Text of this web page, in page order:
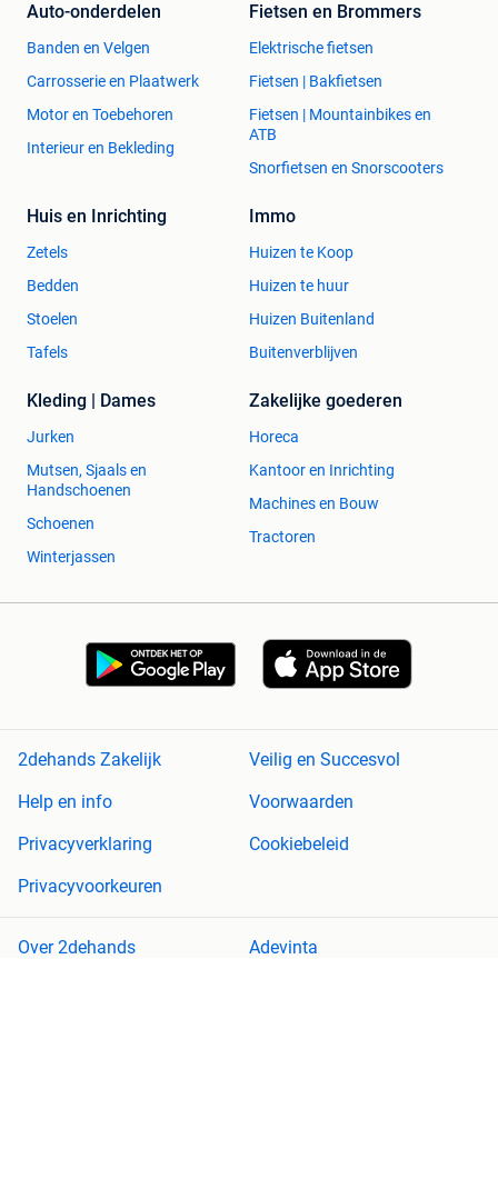
Auto-onderdelen
Banden en Velgen
Carrosserie en Plaatwerk
Motor en Toebehoren
Interieur en Bekleding
Fietsen en Brommers
Elektrische fietsen
Fietsen | Bakfietsen
Fietsen | Mountainbikes en
ATB
Snorfietsen en Snorscooters
Huis en Inrichting
Zetels
Bedden
Stoelen
Tafels
Immo
Huizen te Koop
Huizen te huur
Huizen Buitenland
Buitenverblijven
Kleding | Dames
Jurken
Mutsen, Sjaals en
Handschoenen
Schoenen
Winterjassen
Zakelijke goederen
Horeca
Kantoor en Inrichting
Machines en Bouw
Tractoren
2dehands Zakelijk
Veilig en Succesvol
Help en info
Voorwaarden
Privacyverklaring
Cookiebeleid
Privacyvoorkeuren
Over 2dehands
Adevinta